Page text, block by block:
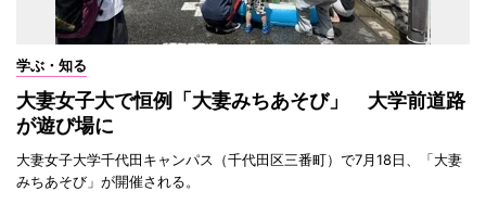
学ぶ・知る
大妻女子大で恒例「大妻みちあそび」 大学前道路
が遊び場に
大妻女子大学千代田キャンパス（千代田区三番町）で7月18日、「大妻
みちあそび」が開催される。